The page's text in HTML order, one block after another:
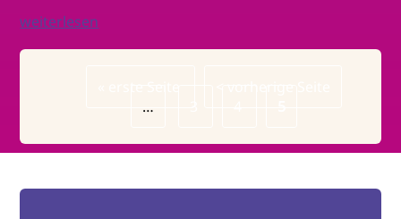
weiterlesen
Seitennummerierung
…